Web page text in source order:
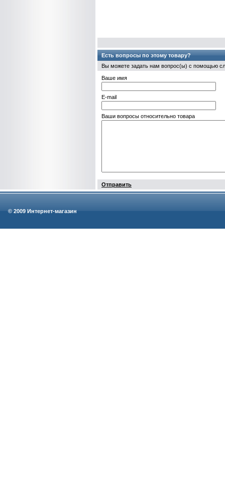
Есть вопросы по этому товару?
Вы можете задать нам вопрос(ы) с помощью
Ваше имя
E-mail
Ваши вопросы относительно товара
Отправить
© 2009 Интернет-магазин